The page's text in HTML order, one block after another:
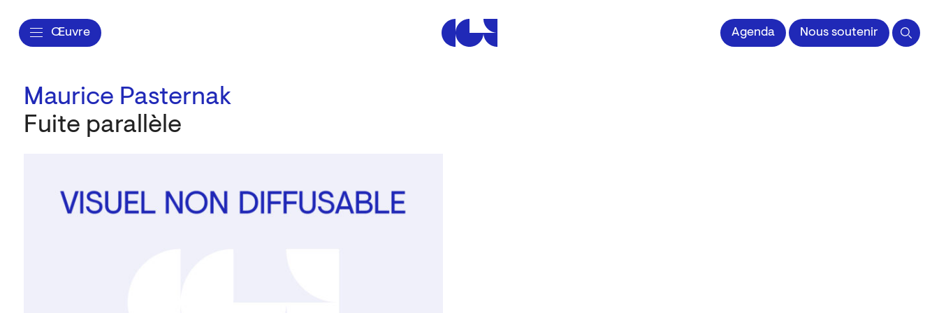
Œuvre Centre de la Gravure et de l'Image impriméeAgenda Nous soutenir
Maurice Pasternak
Fuite parallèle